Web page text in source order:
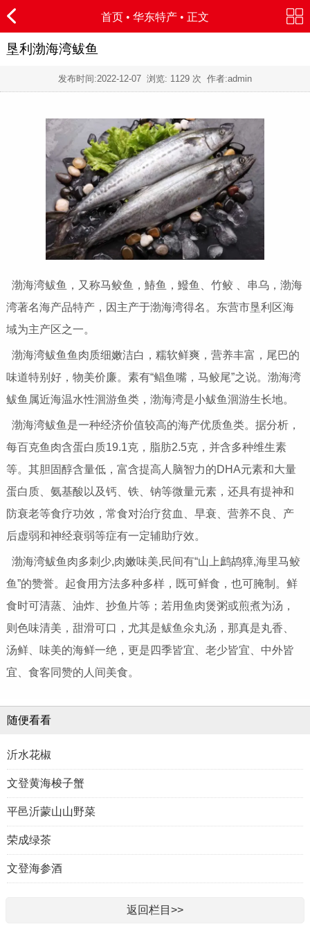
首页 • 华东特产 • 正文
垦利渤海湾鲅鱼
发布时间:2022-12-07 浏览: 1129 次 作者:admin
渤海湾鲅鱼，又称马鲛鱼，鰆鱼，鱍鱼、竹鲛 、串乌，渤海
湾著名海产品特产，因主产于渤海湾得名。东营市垦利区海
域为主产区之一。
渤海湾鲅鱼鱼肉质细嫩洁白，糯软鲜爽，营养丰富，尾巴的
味道特别好，物美价廉。素有“鲳鱼嘴，马鲛尾”之说。渤海湾
鲅鱼属近海温水性洄游鱼类，渤海湾是小鲅鱼洄游生长地。
渤海湾鲅鱼是一种经济价值较高的海产优质鱼类。据分析，
每百克鱼肉含蛋白质19.1克，脂肪2.5克，并含多种维生素
等。其胆固醇含量低，富含提高人脑智力的DHA元素和大量
蛋白质、氨基酸以及钙、铁、钠等微量元素，还具有提神和
防衰老等食疗功效，常食对治疗贫血、早衰、营养不良、产
后虚弱和神经衰弱等症有一定辅助疗效。
渤海湾鲅鱼肉多刺少,肉嫩味美,民间有“山上鹧鸪獐,海里马鲛
鱼”的赞誉。起食用方法多种多样，既可鲜食，也可腌制。鲜
食时可清蒸、油炸、抄鱼片等；若用鱼肉煲粥或煎煮为汤，
则色味清美，甜滑可口，尤其是鲅鱼氽丸汤，那真是丸香、
汤鲜、味美的海鲜一绝，更是四季皆宜、老少皆宜、中外皆
宜、食客同赞的人间美食。
随便看看
沂水花椒
文登黄海梭子蟹
平邑沂蒙山山野菜
荣成绿茶
文登海参酒
返回栏目>>